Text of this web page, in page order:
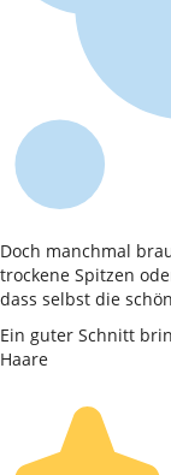
Doch manchmal
trockene Spitzen
dass selbst die
Ein guter Schnitt
Haare